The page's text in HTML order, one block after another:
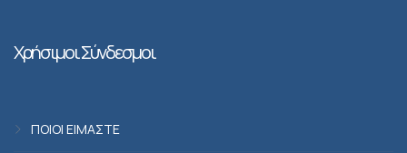
Χρήσιμοι Σύνδεσμοι
ΠΟΙΟΙ ΕΙΜΑΣΤΕ